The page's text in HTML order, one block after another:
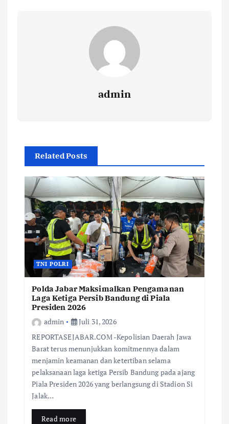
admin
Related Posts
TNI POLRI
Polda Jabar Maksimalkan Pengamanan
Laga Ketiga Persib Bandung di Piala
Presiden 2026
admin
Juli 31, 2026
REPORTASEJABAR.COM -Kepolisian Daerah Jawa
Barat terus menunjukkan komitmennya dalam
menjamin keamanan dan ketertiban selama
pelaksanaan laga ketiga Persib Bandung pada ajang
Piala Presiden 2026 yang berlangsung di Stadion Si
Jalak…
Read more